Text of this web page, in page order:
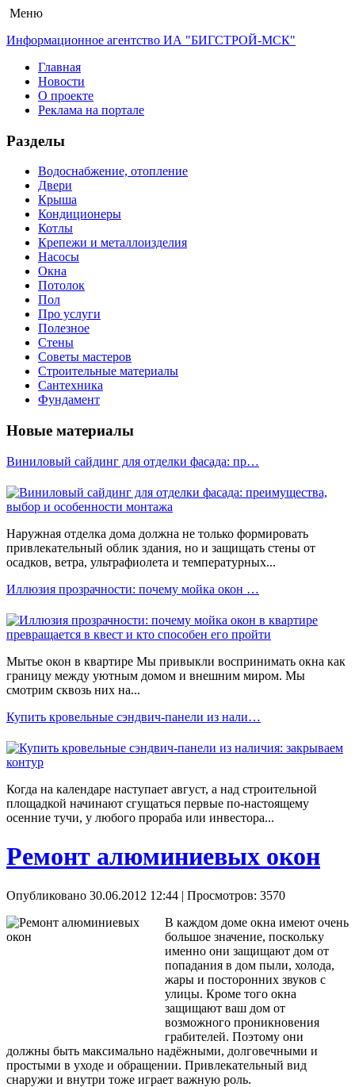
Меню
Информационное агентство ИА "БИГСТРОЙ-МСК"
Главная
Новости
О проекте
Реклама на портале
Разделы
Водоснабжение, отопление
Двери
Крыша
Кондиционеры
Котлы
Крепежи и металлоизделия
Насосы
Окна
Потолок
Пол
Про услуги
Полезное
Стены
Советы мастеров
Строительные материалы
Сантехника
Фундамент
Новые материалы
Виниловый сайдинг для отделки фасада: пр…
Наружная отделка дома должна не только формировать
привлекательный облик здания, но и защищать стены от
осадков, ветра, ультрафиолета и температурных...
Иллюзия прозрачности: почему мойка окон …
Мытье окон в квартире Мы привыкли воспринимать окна как
границу между уютным домом и внешним миром. Мы
смотрим сквозь них на...
Купить кровельные сэндвич-панели из нали…
Когда на календаре наступает август, а над строительной
площадкой начинают сгущаться первые по-настоящему
осенние тучи, у любого прораба или инвестора...
Ремонт алюминиевых окон
Опубликовано 30.06.2012 12:44 | Просмотров: 3570
В каждом доме окна имеют очень
большое значение, поскольку
именно они защищают дом от
попадания в дом пыли, холода,
жары и посторонних звуков с
улицы. Кроме того окна
защищают ваш дом от
возможного проникновения
грабителей. Поэтому они
должны быть максимально надёжными, долговечными и
простыми в уходе и обращении. Привлекательный вид
снаружи и внутри тоже играет важную роль.